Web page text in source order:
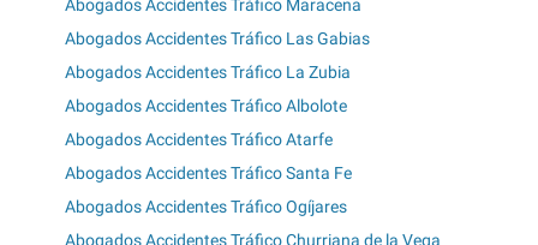
Abogados Accidentes Tráfico Maracena
Abogados Accidentes Tráfico Las Gabias
Abogados Accidentes Tráfico La Zubia
Abogados Accidentes Tráfico Albolote
Abogados Accidentes Tráfico Atarfe
Abogados Accidentes Tráfico Santa Fe
Abogados Accidentes Tráfico Ogíjares
Abogados Accidentes Tráfico Churriana de la Vega